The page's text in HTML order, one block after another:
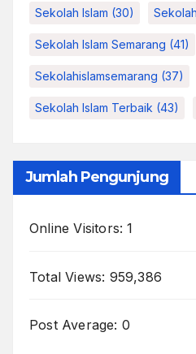
Sekolah Islam (30)
Sekolah Islam Semarang (41)
Sekolahislamsemarang (37)
Sekolah Islam Terbaik (43)
Jumlah Pengunjung
Online Visitors:1
Total Views: 959,386
Post Average: 0